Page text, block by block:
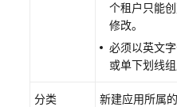
个租户只能
修改。
必须以英文
或单下划线
分类
新建应用所属